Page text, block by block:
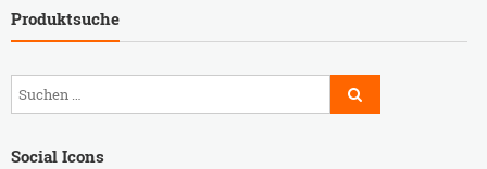
Produktsuche
Social Icons